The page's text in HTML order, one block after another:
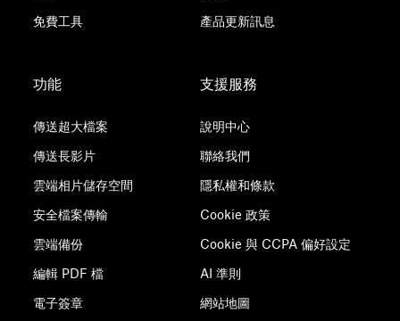
免費工具
產品更新訊息
功能
傳送超大檔案
傳送長影片
雲端相片儲存空間
安全檔案傳輸
雲端備份
編輯 PDF 檔
電子簽章
支援服務
說明中心
聯絡我們
隱私權和條款
Cookie 政策
Cookie 與 CCPA 偏好設定
AI 準則
網站地圖